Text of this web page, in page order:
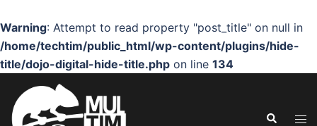
Warning: Attempt to read property "post_title" on null in
/home/techtim/public_html/wp-content/plugins/hide-
title/dojo-digital-hide-title.php on line 134
contenu